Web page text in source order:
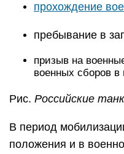
прохождение
пребывание в
призыв на
военных сборов в
Рис. Российские
В период
положения и в